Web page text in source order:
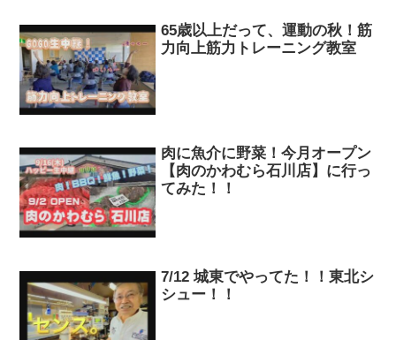
65歳以上だって、運動の秋！筋
力向上筋力トレーニング教室
肉に魚介に野菜！今月オープン
【肉のかわむら石川店】に行っ
てみた！！
7/12 城東でやってた！！東北シ
シュー！！